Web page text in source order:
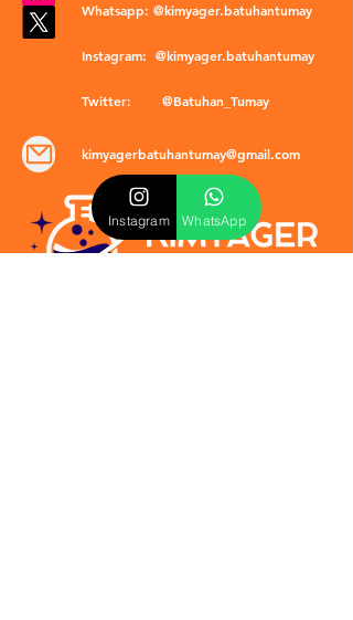
Whatsapp: @kimyager.batuhantumay
Instagram: @kimyager.batuhantumay
Twitter: @Batuhan_Tumay
kimyagerbatuhantumay@gmail.com
Instagram WhatsApp